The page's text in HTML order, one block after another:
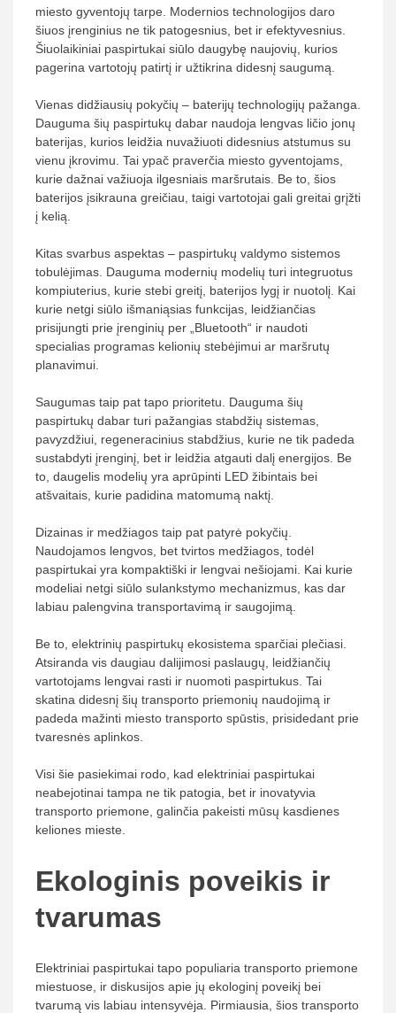
miesto gyventojų tarpe. Modernios technologijos daro
šiuos įrenginius ne tik patogesnius, bet ir efektyvesnius.
Šiuolaikiniai paspirtukai siūlo daugybę naujovių, kurios
pagerina vartotojų patirtį ir užtikrina didesnį saugumą.
Vienas didžiausių pokyčių – baterijų technologijų pažanga.
Dauguma šių paspirtukų dabar naudoja lengvas ličio jonų
baterijas, kurios leidžia nuvažiuoti didesnius atstumus su
vienu įkrovimu. Tai ypač praverčia miesto gyventojams,
kurie dažnai važiuoja ilgesniais maršrutais. Be to, šios
baterijos įsikrauna greičiau, taigi vartotojai gali greitai grįžti
į kelią.
Kitas svarbus aspektas – paspirtukų valdymo sistemos
tobulėjimas. Dauguma modernių modelių turi integruotus
kompiuterius, kurie stebi greitį, baterijos lygį ir nuotolį. Kai
kurie netgi siūlo išmaniąsias funkcijas, leidžiančias
prisijungti prie įrenginių per „Bluetooth“ ir naudoti
specialias programas kelionių stebėjimui ar maršrutų
planavimui.
Saugumas taip pat tapo prioritetu. Dauguma šių
paspirtukų dabar turi pažangias stabdžių sistemas,
pavyzdžiui, regeneracinius stabdžius, kurie ne tik padeda
sustabdyti įrenginį, bet ir leidžia atgauti dalį energijos. Be
to, daugelis modelių yra aprūpinti LED žibintais bei
atšvaitais, kurie padidina matomumą naktį.
Dizainas ir medžiagos taip pat patyrė pokyčių.
Naudojamos lengvos, bet tvirtos medžiagos, todėl
paspirtukai yra kompaktiški ir lengvai nešiojami. Kai kurie
modeliai netgi siūlo sulankstymo mechanizmus, kas dar
labiau palengvina transportavimą ir saugojimą.
Be to, elektrinių paspirtukų ekosistema sparčiai plečiasi.
Atsiranda vis daugiau dalijimosi paslaugų, leidžiančių
vartotojams lengvai rasti ir nuomoti paspirtukus. Tai
skatina didesnį šių transporto priemonių naudojimą ir
padeda mažinti miesto transporto spūstis, prisidedant prie
tvaresnės aplinkos.
Visi šie pasiekimai rodo, kad elektriniai paspirtukai
neabejotinai tampa ne tik patogia, bet ir inovatyvia
transporto priemone, galinčia pakeisti mūsų kasdienes
keliones mieste.
Ekologinis poveikis ir
tvarumas
Elektriniai paspirtukai tapo populiaria transporto priemone
miestuose, ir diskusijos apie jų ekologinį poveikį bei
tvarumą vis labiau intensyvėja. Pirmiausia, šios transporto